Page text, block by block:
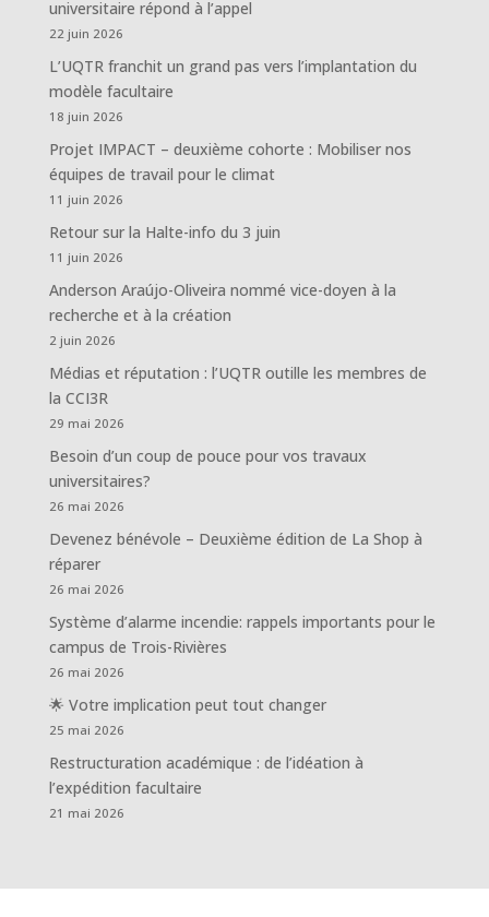
universitaire répond à l’appel
22 juin 2026
L’UQTR franchit un grand pas vers l’implantation du
modèle facultaire
18 juin 2026
Projet IMPACT – deuxième cohorte : Mobiliser nos
équipes de travail pour le climat
11 juin 2026
Retour sur la Halte-info du 3 juin
11 juin 2026
Anderson Araújo-Oliveira nommé vice-doyen à la
recherche et à la création
2 juin 2026
Médias et réputation : l’UQTR outille les membres de
la CCI3R
29 mai 2026
Besoin d’un coup de pouce pour vos travaux
universitaires?
26 mai 2026
Devenez bénévole – Deuxième édition de La Shop à
réparer
26 mai 2026
Système d’alarme incendie: rappels importants pour le
campus de Trois-Rivières
26 mai 2026
🌟 Votre implication peut tout changer
25 mai 2026
Restructuration académique : de l’idéation à
l’expédition facultaire
21 mai 2026